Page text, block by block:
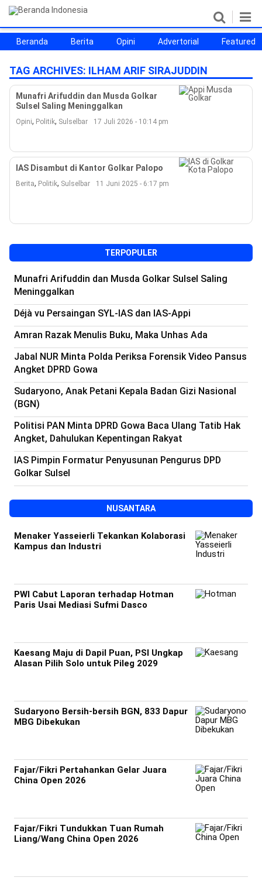
Beranda
Berita
Opini
Advertorial
Featured
Beranda25
SEGMEN
Nusantara
Jabodetabek
Sulselbar
Kota Makassar
©
2026
Indonesia
All
Reserved
Beranda Berita Opini Advertorial Featured
TAG ARCHIVES: ILHAM ARIF SIRAJUDDIN
Munafri Arifuddin dan Musda Golkar
Sulsel Saling Meninggalkan
Opini, Politik, Sulselbar 17 Juli 2026 - 10:14 pm
IAS Disambut di Kantor Golkar Palopo
Berita, Politik, Sulselbar 11 Juni 2025 - 6:17 pm
TERPOPULER
Munafri Arifuddin dan Musda Golkar Sulsel Saling
Meninggalkan
Déjà vu Persaingan SYL-IAS dan IAS-Appi
Amran Razak Menulis Buku, Maka Unhas Ada
Jabal NUR Minta Polda Periksa Forensik Video Pansus
Angket DPRD Gowa
Sudaryono, Anak Petani Kepala Badan Gizi Nasional
(BGN)
Politisi PAN Minta DPRD Gowa Baca Ulang Tatib Hak
Angket, Dahulukan Kepentingan Rakyat
IAS Pimpin Formatur Penyusunan Pengurus DPD
Golkar Sulsel
NUSANTARA
Menaker Yasseierli Tekankan Kolaborasi
Kampus dan Industri
PWI Cabut Laporan terhadap Hotman
Paris Usai Mediasi Sufmi Dasco
Kaesang Maju di Dapil Puan, PSI Ungkap
Alasan Pilih Solo untuk Pileg 2029
Sudaryono Bersih-bersih BGN, 833 Dapur
MBG Dibekukan
Fajar/Fikri Pertahankan Gelar Juara
China Open 2026
Fajar/Fikri Tundukkan Tuan Rumah
Liang/Wang China Open 2026